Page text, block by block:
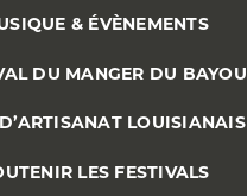
& ÉVÈNEMENTS
DU MANGER DU BAYOU
LOUISIANAIS
LES FESTIVALS